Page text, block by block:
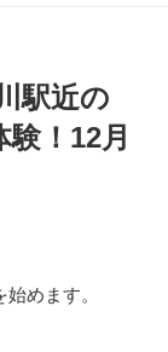
駅近の
！12月
めます。